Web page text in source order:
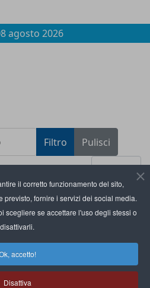
il corretto funzionamento del sito,
previsto, fornire i servizi dei social media.
scegliere se accettare l'uso degli stessi o
disattivarli.
accetto!
Disattiva
agosto 2026
Filtro
Pulisci
Visualizza #
di stampa per un
di rating Leadership